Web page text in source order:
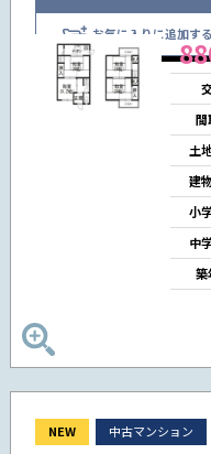
お気に入りに追加する
間
土
建
小
中
築
NEW 中古マンション